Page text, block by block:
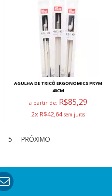
AGULHA DE TRICÔ ERGONOMICS PRYM
40CM
a partir de: R$85,29
2x R$42,64
5 PRÓXIMO